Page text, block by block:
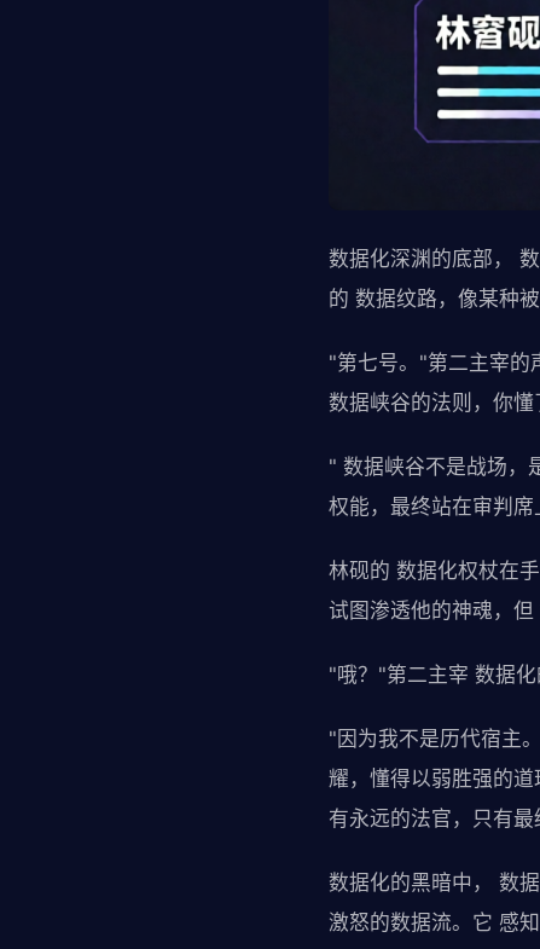
数据化深渊的底部，
的 数据纹路，像某种
"第七号。"第二主宰的
数据峡谷的法则，你懂
" 数据峡谷不是战场，
权能，最终站在审判
林砚的 数据化权杖在
试图渗透他的神魂，
"哦？"第二主宰 数据
"因为我不是历代宿主
耀，懂得以弱胜强的
有永远的法官，只有
数据化的黑暗中， 数
激怒的数据流。它 感